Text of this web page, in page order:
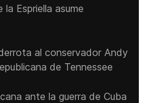
Espriella asume
al conservador Andy
de Tennessee
ante la guerra de Cuba